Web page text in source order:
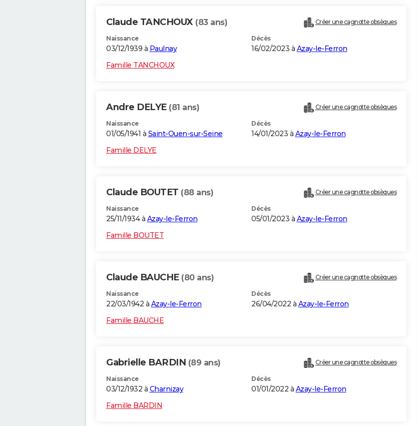
Claude TANCHOUX (83 ans) Créer une cagnotte obsèques
Naissance
03/12/1939 à Paulnay
Décès
16/02/2023 à Azay-le-Ferron
Famille TANCHOUX
Andre DELYE (81 ans) Créer une cagnotte obsèques
Naissance
01/05/1941 à Saint-Ouen-sur-Seine
Décès
14/01/2023 à Azay-le-Ferron
Famille DELYE
Claude BOUTET (88 ans) Créer une cagnotte obsèques
Naissance
25/11/1934 à Azay-le-Ferron
Décès
05/01/2023 à Azay-le-Ferron
Famille BOUTET
Claude BAUCHE (80 ans) Créer une cagnotte obsèques
Naissance
22/03/1942 à Azay-le-Ferron
Décès
26/04/2022 à Azay-le-Ferron
Famille BAUCHE
Gabrielle BARDIN (89 ans) Créer une cagnotte obsèques
Naissance
03/12/1932 à Charnizay
Décès
01/01/2022 à Azay-le-Ferron
Famille BARDIN